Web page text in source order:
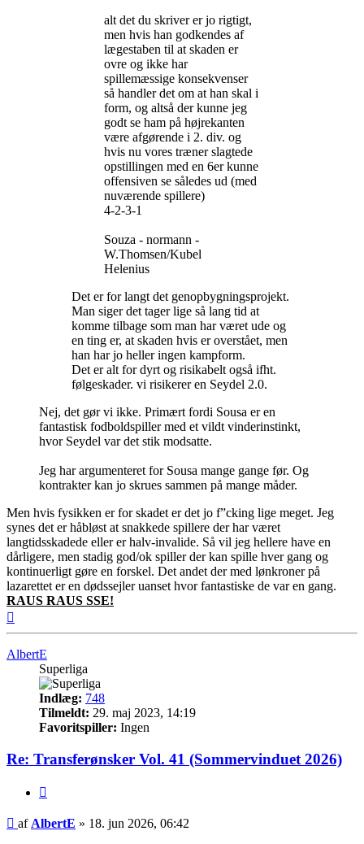
alt det du skriver er jo rigtigt,
men hvis han godkendes af
lægestaben til at skaden er
ovre og ikke har
spillemæssige konsekvenser
så handler det om at han skal i
form, og altså der kunne jeg
godt se ham på højrekanten
være afgørende i 2. div. og
hvis nu vores træner slagtede
opstillingen med en 6er kunne
offensiven se således ud (med
nuværende spillere)
4-2-3-1
Souza - normann -
W.Thomsen/Kubel
Helenius
Det er for langt det genopbygningsprojekt.
Man siger det tager lige så lang tid at
komme tilbage som man har været ude og
en ting er, at skaden hvis er overstået, men
han har jo heller ingen kampform.
Det er alt for dyrt og risikabelt også ifht.
følgeskader. vi risikerer en Seydel 2.0.
Nej, det gør vi ikke. Primært fordi Sousa er en
fantastisk fodboldspiller med et vildt vinderinstinkt,
hvor Seydel var det stik modsatte.
Jeg har argumenteret for Sousa mange gange før. Og
kontrakter kan jo skrues sammen på mange måder.
Men hvis fysikken er for skadet er det jo f”cking lige meget. Jeg
synes det er håbløst at snakkede spillere der har været
langtidsskadede eller er halv-invalide. Så vil jeg hellere have en
dårligere, men stadig god/ok spiller der kan spille hver gang og
kontinuerligt gøre en forskel. Det andet der med lønkroner på
lazarettet er en dødssejler uanset hvor fantastiske de var en gang.
RAUS RAUS SSE!
AlbertE
Superliga
Indlæg: 748
Tilmeldt: 29. maj 2023, 14:19
Favoritspiller: Ingen
Re: Transferønsker Vol. 41 (Sommervinduet 2026)
Indlæg
af AlbertE » 18. jun 2026, 06:42